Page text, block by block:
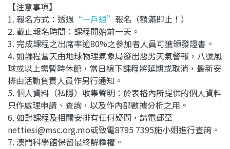
【注意事項】
1. 報名方式：透過 “一戶通” 報名（額滿即止！）
2. 截止報名時間：課程開始前一天。
3. 完成課程之出席率逾80%之參加者人員可獲頒發證書。
4. 如課程當天由地球物理氣象局發出惡劣天氣警報，八號風
球或以上需暫時休館，當日線下課程將延期或取消，最新安
排由活動負責人員作另行通知。
5. 個人資料（私隱）收集聲明：於表格內所提供的個人資料
只作處理申請、查詢，以及作內部數據分析之用。
6. 如對課程及相關安排有任何疑問，請電郵至
nettiesi@msc.org.mo或致電8795 7395施小姐進行查詢。
7. 澳門科學館保留最終解釋權。